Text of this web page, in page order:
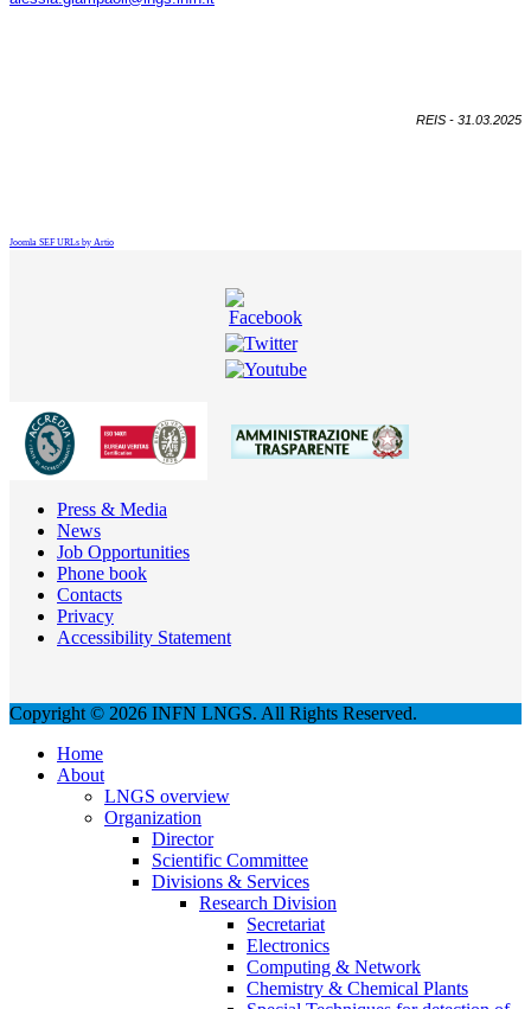
REIS - 31.03.2025
Joomla SEF URLs by Artio
Press & Media
News
Job Opportunities
Phone book
Contacts
Privacy
Accessibility Statement
Copyright © 2026 INFN LNGS. All Rights Reserved.
Home
About
LNGS overview
Organization
Director
Scientific Committee
Divisions & Services
Research Division
Secretariat
Electronics
Computing & Network
Chemistry & Chemical Plants